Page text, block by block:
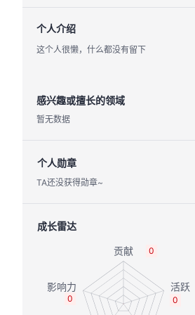
个人介绍
这个人很懒，什么都没有留下
感兴趣或擅长的领域
暂无数据
个人勋章
TA还没获得勋章~
成长雷达
0
0
0